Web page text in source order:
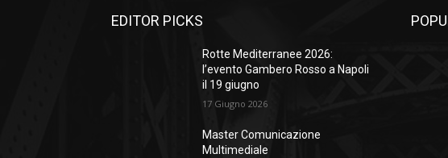
EDITOR PICKS
Rotte Mediterranee 2026:
l’evento Gambero Rosso a Napoli
il 19 giugno
17 Giugno 2026
Master Comunicazione
Multimediale